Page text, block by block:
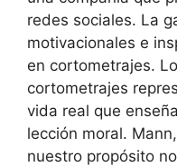
redes sociales. La
motivacionales e
en cortometrajes.
cortometrajes
vida real que
lección moral.
nuestro propósito